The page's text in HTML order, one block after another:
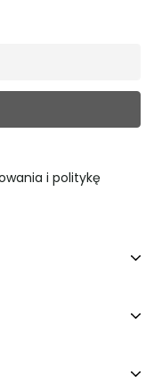
i politykę